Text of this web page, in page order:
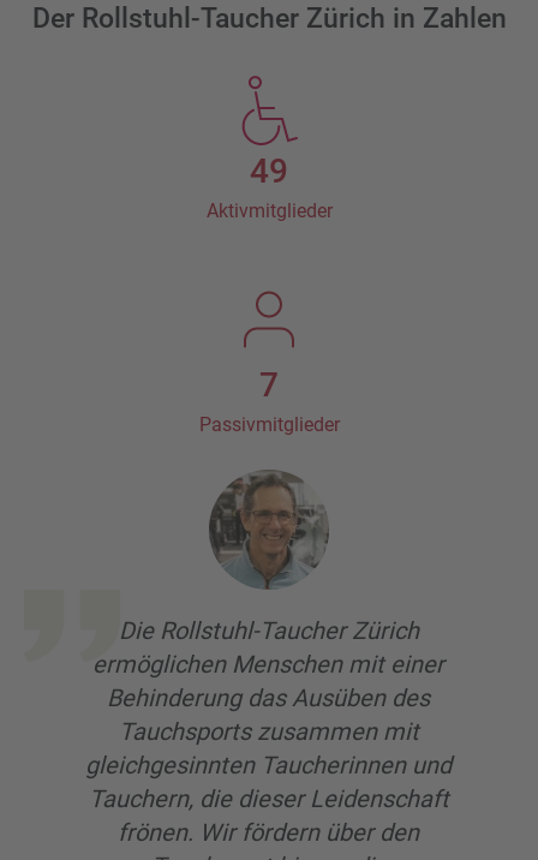
Der Rollstuhl-Taucher Zürich in Zahlen
49
Aktivmitglieder
7
Passivmitglieder
Die Rollstuhl-Taucher Zürich
ermöglichen Menschen mit einer
Behinderung das Ausüben des
Tauchsports zusammen mit
gleichgesinnten Taucherinnen und
Tauchern, die dieser Leidenschaft
frönen. Wir fördern über den